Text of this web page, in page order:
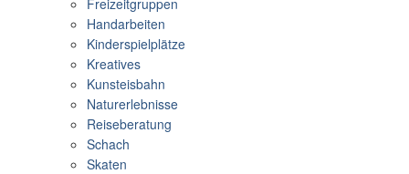
Handarbeiten
Kinderspielplätze
Kreatives
Kunsteisbahn
Naturerlebnisse
Reiseberatung
Schach
Skaten